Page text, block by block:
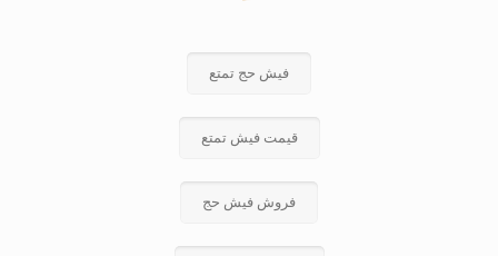
فیش حج تمتع
قیمت فیش تمتع
فروش فیش حج